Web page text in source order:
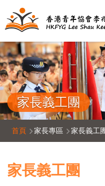
移至主內容
家長義工團
導
航
連
結
首頁 家長專區 家長義工
家長義工團